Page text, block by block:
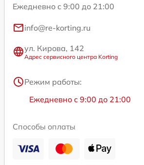
Ежедневно с 9:00 до 21:00
info@re-korting.ru
ул. Кирова, 142
Адрес сервисного центра Korting
Режим работы:
Ежедневно с 9:00 до 21:00
Способы оплаты